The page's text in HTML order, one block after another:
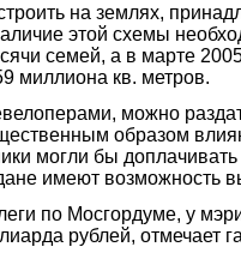
на землях,
этой схемы
семей, а в марте
миллиона кв. метров.
можно
образом
могли бы
имеют возможность
по Мосгордуме, у
рублей,